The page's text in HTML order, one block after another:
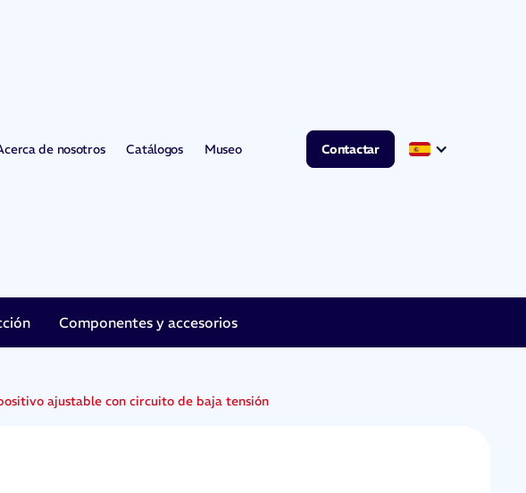
de nosotros Catálogos Museo Contactar
Componentes y accesorios
ajustable con circuito de baja tensión